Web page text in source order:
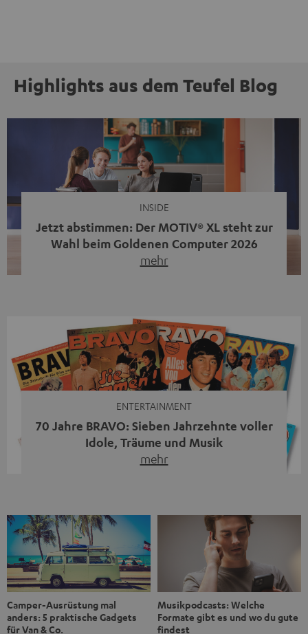
Highlights aus dem Teufel Blog
INSIDE
Jetzt abstimmen: Der MOTIV® XL steht zur
Wahl beim Goldenen Computer 2026
mehr
Streaming-System vereint hochwertige HiFi-Technik,
moderne Streaming-Funktionen und hohe Flexibilität in
einem einzigen Gerät – und zeigt, dass man für großen
Sound heute keine klassische HiFi-Anlage mehr braucht.
ENTERTAINMENT
70 Jahre BRAVO: Sieben Jahrzehnte voller
Idole, Träume und Musik
mehr
1956 begleitet das Magazin Jugendliche durch Rock und
Pop, kleine Schwärmereien und große Fragen. Zum 70.
Jubiläum werfen wir einen Blick zurück. Vom Filmheft zur
Jugendmarke: Wie die BRAVO ihren Ton fand Als die […]
Camper-Ausrüstung mal
anders: 5 praktische Gadgets
für Van & Co.
Musikpodcasts: Welche
Formate gibt es und wo du gute
findest